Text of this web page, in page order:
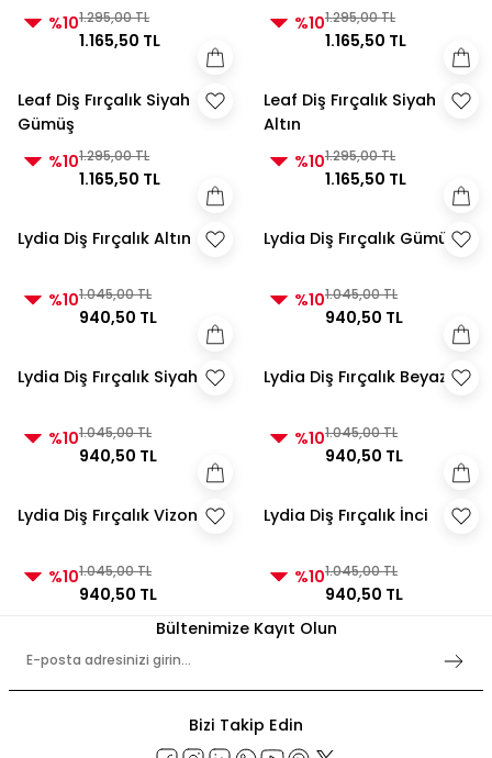
%101.295,00 TL
1.165,50 TL
%101.295,00 TL
1.165,50 TL
Leaf Diş Fırçalık Siyah
Gümüş
%101.295,00 TL
1.165,50 TL
Leaf Diş Fırçalık Siyah
Altın
%101.295,00 TL
1.165,50 TL
Lydia Diş Fırçalık Altın
%101.045,00 TL
940,50 TL
Lydia Diş Fırçalık Gümüş
%101.045,00 TL
940,50 TL
Lydia Diş Fırçalık Siyah
%101.045,00 TL
940,50 TL
Lydia Diş Fırçalık Beyaz
%101.045,00 TL
940,50 TL
Lydia Diş Fırçalık Vizon
%101.045,00 TL
940,50 TL
Lydia Diş Fırçalık İnci
%101.045,00 TL
940,50 TL
Bültenimize Kayıt Olun
Bizi Takip Edin